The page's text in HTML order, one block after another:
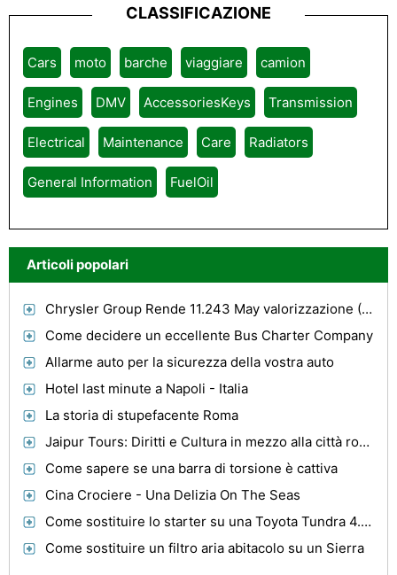
CLASSIFICAZIONE
Cars moto barche viaggiare camion
Engines DMV AccessoriesKeys Transmission
Electrical Maintenance Care Radiators
General Information FuelOil
Articoli popolari
Chrysler Group Rende 11.243 May valorizzazione (CPOV)
Come decidere un eccellente Bus Charter Company
Allarme auto per la sicurezza della vostra auto
Hotel last minute a Napoli - Italia
La storia di stupefacente Roma
Jaipur Tours: Diritti e Cultura in mezzo alla città rosa di India
Come sapere se una barra di torsione è cattiva
Cina Crociere - Una Delizia On The Seas
Come sostituire lo starter su una Toyota Tundra 4.7L
Come sostituire un filtro aria abitacolo su un Sierra